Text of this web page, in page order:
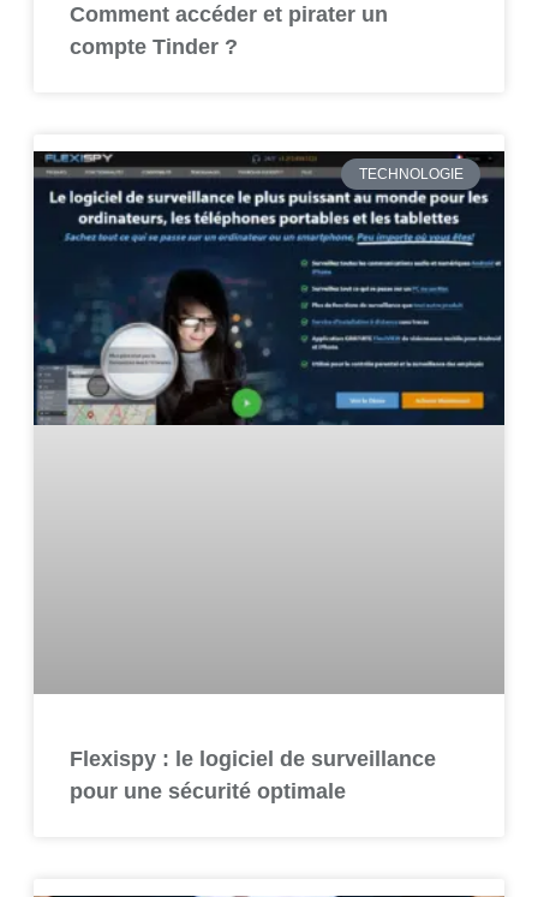
Comment accéder et pirater un
compte Tinder ?
TECHNOLOGIE
Flexispy : le logiciel de surveillance
pour une sécurité optimale